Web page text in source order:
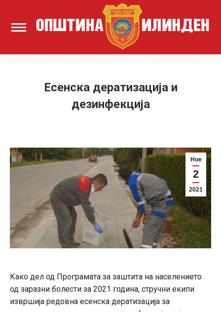
Есенска дератизација и
дезинфекција
Ное
2
2021
Како дел од Програмата за заштита на населението
од заразни болести за 2021 година, стручни екипи
извршија редовна есенска дератизација за